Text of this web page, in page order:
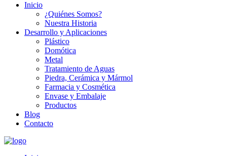
Inicio
¿Quiénes Somos?
Nuestra Historia
Desarrollo y Aplicaciones
Plástico
Domótica
Metal
Tratamiento de Aguas
Piedra, Cerámica y Mármol
Farmacia y Cosmética
Envase y Embalaje
Productos
Blog
Contacto